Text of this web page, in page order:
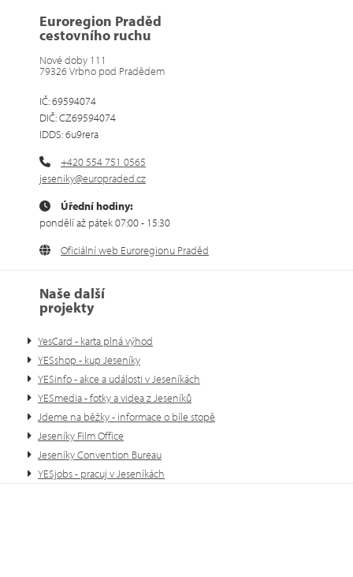
Euroregion Praděd
cestovního ruchu
Nové doby 111
79326 Vrbno pod Pradědem
IČ: 69594074
DIČ: CZ69594074
IDDS: 6u9rera
+420 554 751 0565
jeseniky@europraded.cz
Úřední hodiny:
pondělí až pátek 07:00 - 15:30
Oficiální web Euroregionu Praděd
Naše další
projekty
YesCard - karta plná výhod
YESshop - kup Jeseníky
YESinfo - akce a události v Jeseníkách
YESmedia - fotky a videa z Jeseníků
Jdeme na běžky - informace o bíle stopě
Jeseníky Film Office
Jeseníky Convention Bureau
YESjobs - pracuj v Jeseníkách